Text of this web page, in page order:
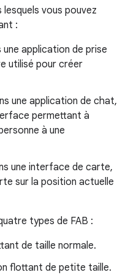
vous pouvez
:
une application de prise
utilisé pour créer
une application de chat,
permettant à
à une
une interface de carte,
sur la position actuelle
types de FAB :
de taille normale.
flottant de petite taille.